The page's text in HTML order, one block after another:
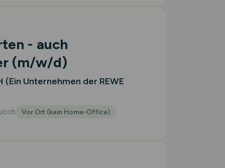
- auch
(m/w/d)
Unternehmen der REWE
Vor Ort (kein Home-Office)